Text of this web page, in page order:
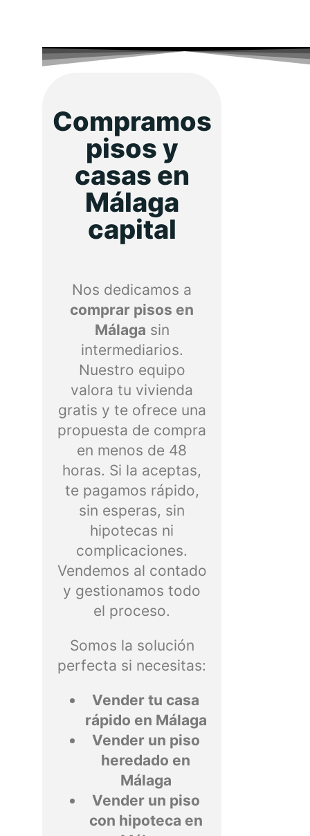
Compramos
pisos y
casas en
Málaga
capital
Nos dedicamos a
comprar pisos en
Málaga sin
intermediarios.
Nuestro equipo
valora tu vivienda
gratis y te ofrece una
propuesta de compra
en menos de 48
horas. Si la aceptas,
te pagamos rápido,
sin esperas, sin
hipotecas ni
complicaciones.
Vendemos al contado
y gestionamos todo
el proceso.
Somos la solución
perfecta si necesitas:
Vender tu casa
rápido en Málaga
Vender un piso
heredado en
Málaga
Vender un piso
con hipoteca en